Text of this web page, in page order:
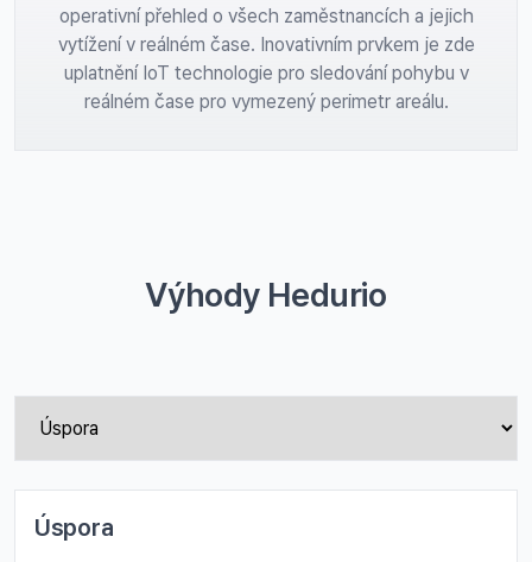
operativní přehled o všech zaměstnancích a jejich
vytížení v reálném čase. Inovativním prvkem je zde
uplatnění IoT technologie pro sledování pohybu v
reálném čase pro vymezený perimetr areálu.
Výhody Hedurio
Úspora